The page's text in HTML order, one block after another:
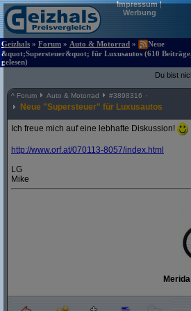
Impressum|
Werbung
Geizhals » Forum » Auto & Motorrad »
Neue
&quot;Supersteuer&quot; für Luxusautos (610
gelesen)
Du bist
^ Forum Auto & Motorrad #3898316
Neue "Supersteuer" für Luxusautos
Ich freue mich auf eine lebhafte Diskussion!
http://www.orf.at/070113-8057/index.html
LG
Mike